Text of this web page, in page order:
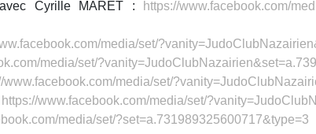
Cyrille MARET :
https://www.facebook.com/
media/set/
media/set/
www.facebook.com/media/set/
https://www.facebook.com/media/set/
media/set/?set=a.731989325600717&type=3